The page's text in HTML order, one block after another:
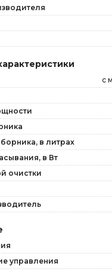
с
в литрах
в Вт
очистки
управления